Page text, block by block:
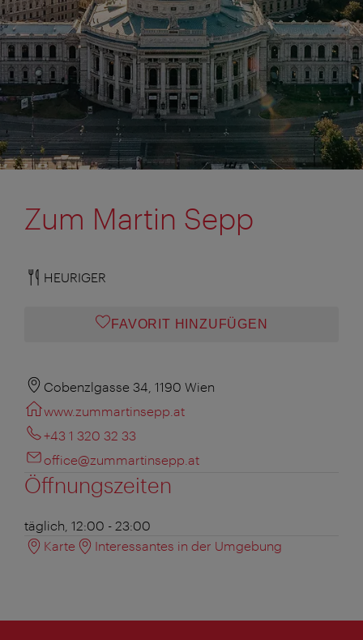
Zum Martin Sepp
HEURIGER
FAVORIT HINZUFÜGEN
Cobenzlgasse 34, 1190 Wien
www.zummartinsepp.at
+43 1 320 32 33
office@zummartinsepp.at
Öffnungszeiten
täglich, 12:00 - 23:00
Karte
Interessantes in der Umgebung